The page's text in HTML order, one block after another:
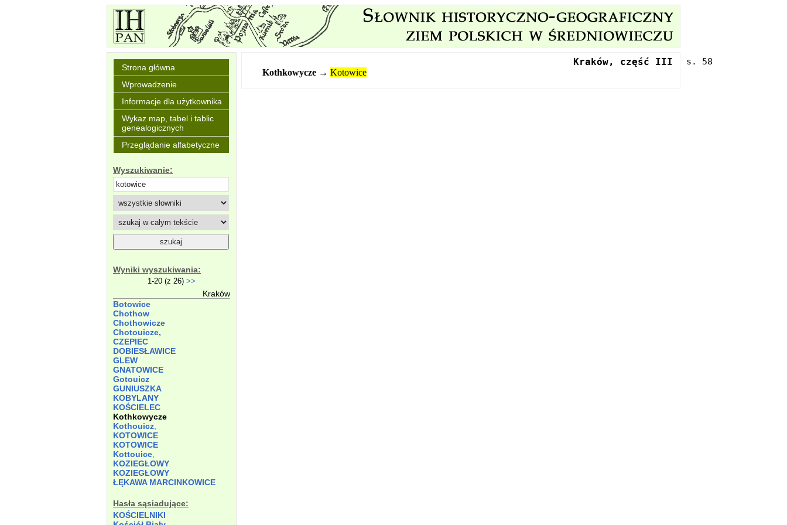
Strona główna
Wprowadzenie
Informacje dla użytkownika
Wykaz map, tabel i tablic
genealogicznych
Przeglądanie alfabetyczne
Wyszukiwanie:
Wyniki wyszukiwania:
1-20 (z 26) >>
Kraków
Botowice
Chothow
Chothowicze
Chotouicze,
CZEPIEC
DOBIESŁAWICE
GLEW
GNATOWICE
Gotouicz
GUNIUSZKA
KOBYLANY
KOŚCIELEC
Kothkowycze
Kothouicz
KOTOWICE
KOTOWICE
Kottouice
KOZIEGŁOWY
KOZIEGŁOWY
ŁĘKAWA MARCINKOWICE
Hasła sąsiadujące:
KOŚCIELNIKI
Kraków, część III
Kothkowycze →Kotowice